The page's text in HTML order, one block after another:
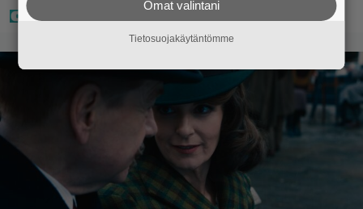
Omat valintani
Tietosuojakäytäntömme